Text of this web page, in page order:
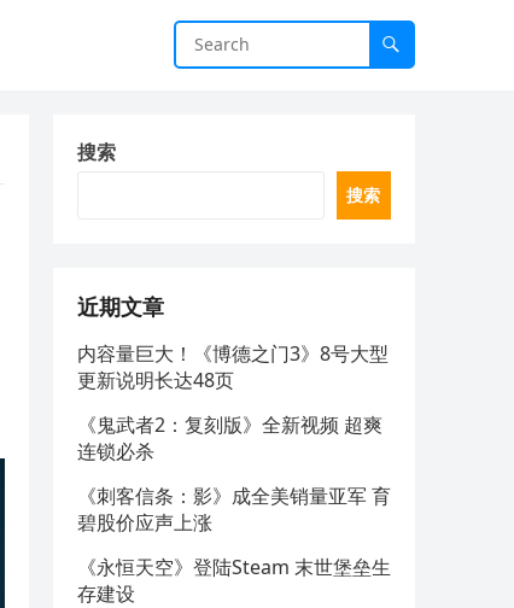
搜索
搜索
近期文章
内容量巨大！《博德之门3》8号大型
更新说明长达48页
《鬼武者2：复刻版》全新视频 超爽
连锁必杀
《刺客信条：影》成全美销量亚军 育
碧股价应声上涨
《永恒天空》登陆Steam 末世堡垒生
存建设